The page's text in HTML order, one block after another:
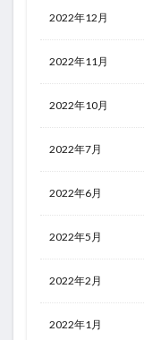
2022年12月
2022年11月
2022年10月
2022年7月
2022年6月
2022年5月
2022年2月
2022年1月